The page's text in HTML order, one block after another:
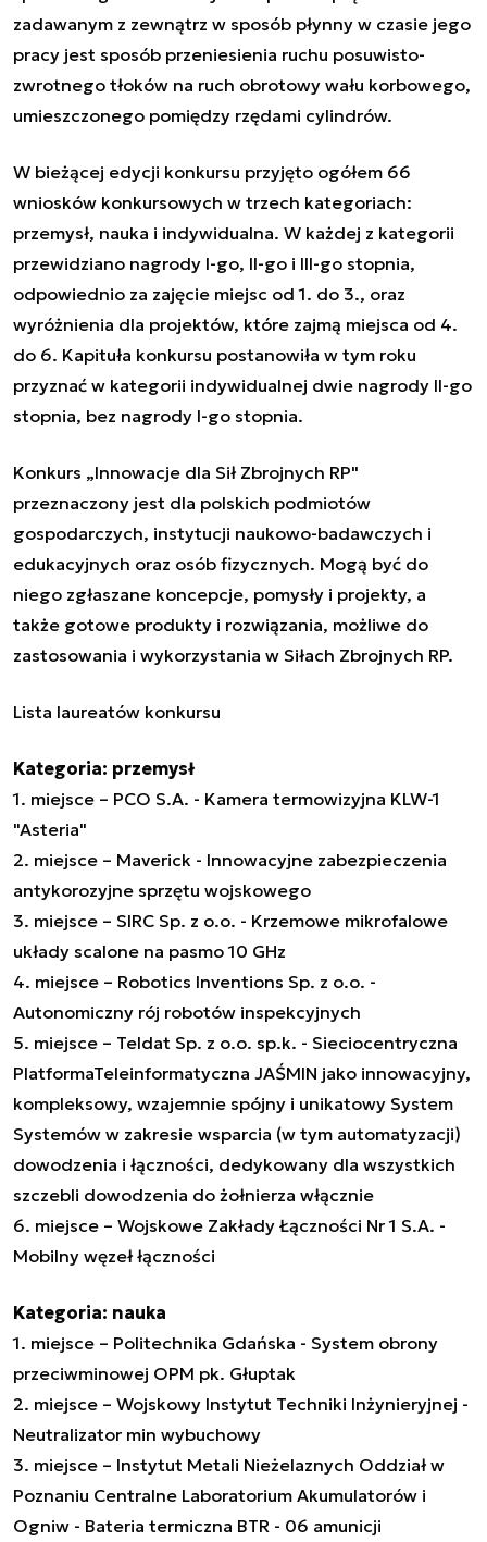
zadawanym z zewnątrz w sposób płynny w czasie jego
pracy jest sposób przeniesienia ruchu posuwisto-
zwrotnego tłoków na ruch obrotowy wału korbowego,
umieszczonego pomiędzy rzędami cylindrów.
W bieżącej edycji konkursu przyjęto ogółem 66
wniosków konkursowych w trzech kategoriach:
przemysł, nauka i indywidualna. W każdej z kategorii
przewidziano nagrody I-go, II-go i III-go stopnia,
odpowiednio za zajęcie miejsc od 1. do 3., oraz
wyróżnienia dla projektów, które zajmą miejsca od 4.
do 6. Kapituła konkursu postanowiła w tym roku
przyznać w kategorii indywidualnej dwie nagrody II-go
stopnia, bez nagrody I-go stopnia.
Konkurs „Innowacje dla Sił Zbrojnych RP"
przeznaczony jest dla polskich podmiotów
gospodarczych, instytucji naukowo-badawczych i
edukacyjnych oraz osób fizycznych. Mogą być do
niego zgłaszane koncepcje, pomysły i projekty, a
także gotowe produkty i rozwiązania, możliwe do
zastosowania i wykorzystania w Siłach Zbrojnych RP.
Lista laureatów konkursu
Kategoria: przemysł
1. miejsce – PCO S.A. - Kamera termowizyjna KLW-1
"Asteria"
2. miejsce – Maverick - Innowacyjne zabezpieczenia
antykorozyjne sprzętu wojskowego
3. miejsce – SIRC Sp. z o.o. - Krzemowe mikrofalowe
układy scalone na pasmo 10 GHz
4. miejsce – Robotics Inventions Sp. z o.o. -
Autonomiczny rój robotów inspekcyjnych
5. miejsce – Teldat Sp. z o.o. sp.k. - Sieciocentryczna
PlatformaTeleinformatyczna JAŚMIN jako innowacyjny,
kompleksowy, wzajemnie spójny i unikatowy System
Systemów w zakresie wsparcia (w tym automatyzacji)
dowodzenia i łączności, dedykowany dla wszystkich
szczebli dowodzenia do żołnierza włącznie
6. miejsce – Wojskowe Zakłady Łączności Nr 1 S.A. -
Mobilny węzeł łączności
Kategoria: nauka
1. miejsce – Politechnika Gdańska - System obrony
przeciwminowej OPM pk. Głuptak
2. miejsce – Wojskowy Instytut Techniki Inżynieryjnej -
Neutralizator min wybuchowy
3. miejsce – Instytut Metali Nieżelaznych Oddział w
Poznaniu Centralne Laboratorium Akumulatorów i
Ogniw - Bateria termiczna BTR - 06 amunicji